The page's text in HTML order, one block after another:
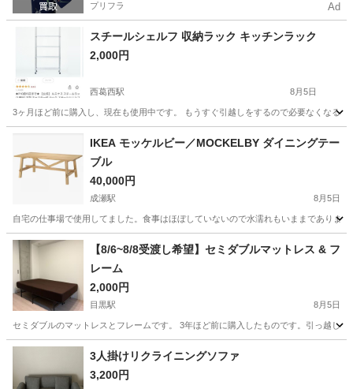
プリフラ Ad
スチールシェルフ 収納ラック キッチンラック
2,000円
西葛西駅 8月5日
3ヶ月ほど前に購入し、現在も使用中です。 もうすぐ引越しをするので必要なくなる
江戸川区 収納家具
IKEA モッケルビー／MOCKELBY ダイニングテー
ブル
40,000円
成瀬駅 8月5日
自宅の仕事場で使用してました。食事はほぼしていないので水濡れもいままでありま
東京 町田市 テーブル
【8/6~8/8受渡し希望】セミダブルマットレス & フ
レーム
2,000円
目黒駅 8月5日
セミダブルのマットレスとフレームです。 3年ほど前に購入したものです。引っ越し
東京 品川区 目黒駅 ベッド
3人掛けリクライニングソファ
3,200円